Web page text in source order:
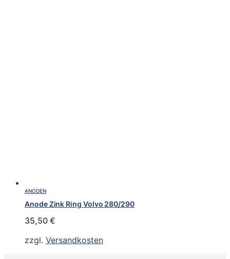
ANODEN
Anode Zink Ring Volvo 280/290
35,50 €
zzgl. Versandkosten